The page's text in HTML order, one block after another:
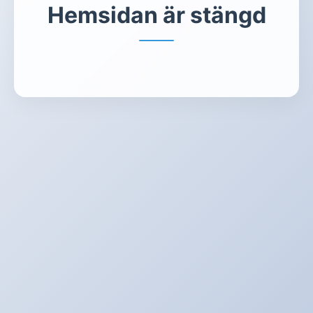
Hemsidan är stängd